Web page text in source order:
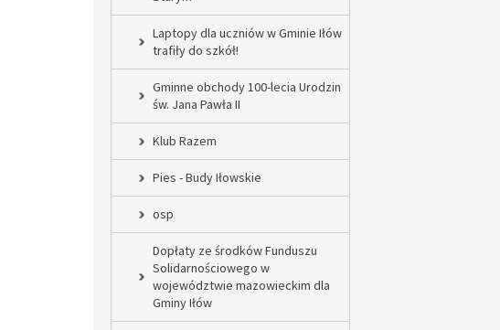
Laptopy dla uczniów w Gminie Iłów
trafiły do szkół!
Gminne obchody 100-lecia Urodzin
św. Jana Pawła II
Klub Razem
Pies - Budy Iłowskie
osp
Dopłaty ze środków Funduszu
Solidarnościowego w
województwie mazowieckim dla
Gminy Iłów